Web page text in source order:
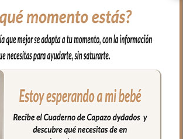
en tejido polipiel lisa,
blanco e impermeable
escapes del bebé.
por ambos lados,
con paño húmedo y
puedes lavar en
agua fría, jabones no